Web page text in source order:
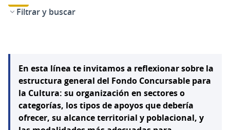
Filtrar y buscar
En esta línea te invitamos a reflexionar sobre la
estructura general del Fondo Concursable para
la Cultura: su organización en sectores o
categorías, los tipos de apoyos que debería
ofrecer, su alcance territorial y poblacional, y